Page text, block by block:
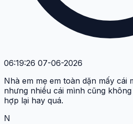
06:19:26 07-06-2026
Nhà em mẹ em toàn dặn mấy cái
nhưng nhiều cái mình cũng
hợp lại hay quá.
N